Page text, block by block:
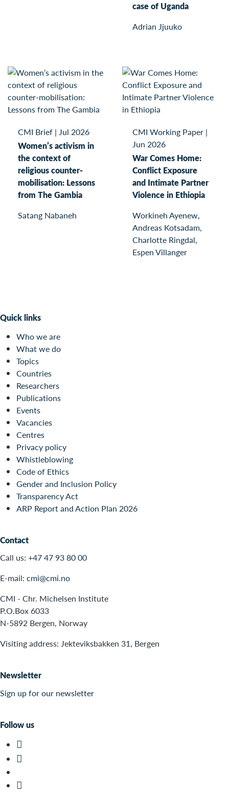
case of Uganda
Adrian Jjuuko
CMI Brief | Jul 2026
Women’s activism in
the context of
religious counter-
mobilisation: Lessons
from The Gambia
Satang Nabaneh
CMI Working Paper |
Jun 2026
War Comes Home:
Conflict Exposure
and Intimate Partner
Violence in Ethiopia
Workineh Ayenew,
Andreas Kotsadam,
Charlotte Ringdal,
Espen Villanger
Quick links
Who we are
What we do
Topics
Countries
Researchers
Publications
Events
Vacancies
Centres
Privacy policy
Whistleblowing
Code of Ethics
Gender and Inclusion Policy
Transparency Act
ARP Report and Action Plan 2026
Contact
Call us: +47 47 93 80 00
E-mail: cmi@cmi.no
CMI - Chr. Michelsen Institute
P.O.Box 6033
N-5892 Bergen, Norway
Visiting address: Jekteviksbakken 31, Bergen
Newsletter
Sign up for our newsletter
Follow us